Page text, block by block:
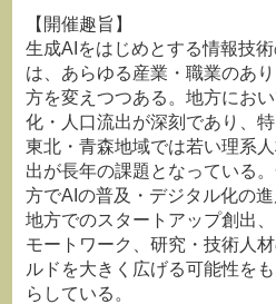
【開催趣旨】
生成AIをはじめとする情報技
は、あらゆる産業・職業のあり
方を変えつつある。地方にお
化・人口流出が深刻であり、特
東北・青森地域では若い理系
出が長年の課題となっている
方でAIの普及・デジタル化の進
地方でのスタートアップ創出、
モートワーク、研究・技術人
ルドを大きく広げる可能性を
らしている。